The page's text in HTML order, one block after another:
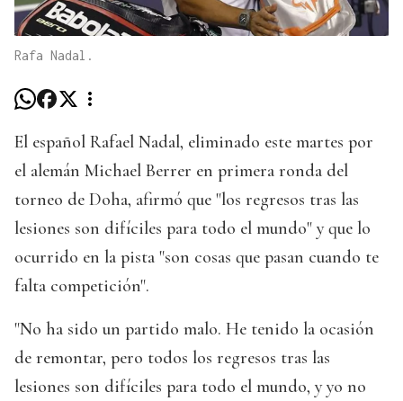
Rafa Nadal.
El español Rafael Nadal, eliminado este martes por
el alemán Michael Berrer en primera ronda del
torneo de Doha, afirmó que "los regresos tras las
lesiones son difíciles para todo el mundo" y que lo
ocurrido en la pista "son cosas que pasan cuando te
falta competición".
"No ha sido un partido malo. He tenido la ocasión
de remontar, pero todos los regresos tras las
lesiones son difíciles para todo el mundo, y yo no